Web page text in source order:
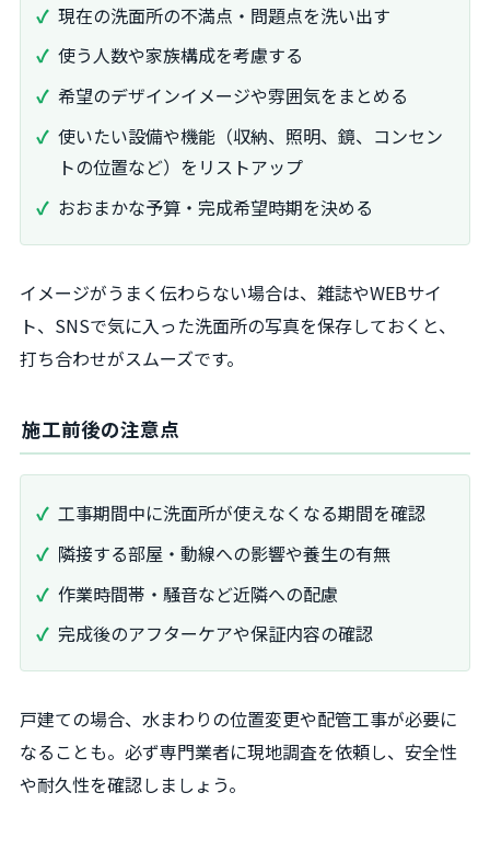
現在の洗面所の不満点・問題点を洗い出す
使う人数や家族構成を考慮する
希望のデザインイメージや雰囲気をまとめる
使いたい設備や機能（収納、照明、鏡、コンセン
トの位置など）をリストアップ
おおまかな予算・完成希望時期を決める
イメージがうまく伝わらない場合は、雑誌やWEBサイ
ト、SNSで気に入った洗面所の写真を保存しておくと、
打ち合わせがスムーズです。
施工前後の注意点
工事期間中に洗面所が使えなくなる期間を確認
隣接する部屋・動線への影響や養生の有無
作業時間帯・騒音など近隣への配慮
完成後のアフターケアや保証内容の確認
戸建ての場合、水まわりの位置変更や配管工事が必要に
なることも。必ず専門業者に現地調査を依頼し、安全性
や耐久性を確認しましょう。